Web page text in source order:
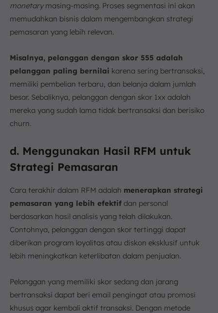
monetarymasing-masing. Proses segmentasi ini akan
memudahkan bisnis dalam mengembangkan strategi
pemasaran yang lebih relevan.
Misalnya, pelanggan dengan skor 555 adalah
pelanggan paling bernilai karena sering bertransaksi,
memiliki pembelian terbaru, dan belanja dalam jumlah
besar. Sebaliknya, pelanggan dengan skor 1xx adalah
mereka yang sudah lama tidak bertransaksi dan berisiko
churn.
d. Menggunakan Hasil RFM untuk
Strategi Pemasaran
Cara terakhir dalam RFM adalah menerapkan strategi
pemasaran yang lebih efektif dan personal
berdasarkan hasil analisis yang telah dilakukan.
Contohnya, pelanggan dengan skor tertinggi dapat
diberikan program loyalitas atau diskon eksklusif untuk
lebih meningkatkan keterlibatan dalam penjualan.
Pelanggan yang memiliki skor sedang dan jarang
bertransaksi dapat beri email pengingat atau promosi
khusus agar kembali aktif transaksi. Dengan metode